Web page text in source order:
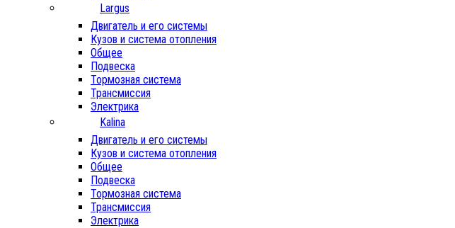
Largus
Двигатель и его системы
Кузов и система отопления
Общее
Подвеска
Тормозная система
Трансмиссия
Электрика
Kalina
Двигатель и его системы
Кузов и система отопления
Общее
Подвеска
Тормозная система
Трансмиссия
Электрика